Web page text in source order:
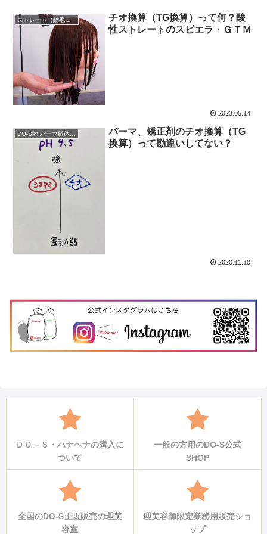
ストレート（縮毛矯正）
チオ換算（TG換算）って何？酸
性ストレートのスピエラ・ＧＴＭ
2023.05.14
DO-S的 パーマ解体新書
パーマ、矯正剤のチオ換算（TG
換算）って勘違いしてない？
2020.11.10
ＤＯ－Ｓ・ハナヘナの購入に
ついて
一般の方用のDO-S公式
SHOP
全国のDO-S正規販売の理美
容室
理美容師限定業務用販売ショ
ップ